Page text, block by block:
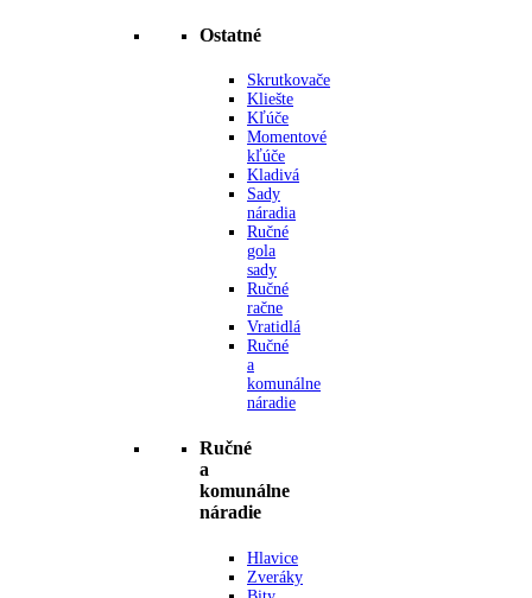
Ostatné
Skrutkovače
Kliešte
Kľúče
Momentové
kľúče
Kladivá
Sady
náradia
Ručné
gola
sady
Ručné
račne
Vratidlá
Ručné
a
komunálne
náradie
Ručné
a
komunálne
náradie
Hlavice
Zveráky